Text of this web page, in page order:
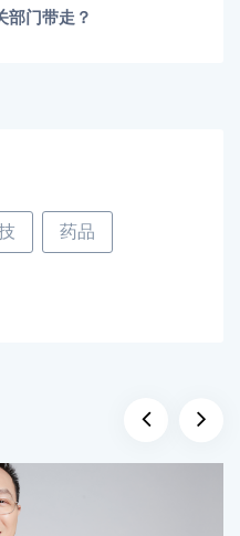
部门带走？
药品